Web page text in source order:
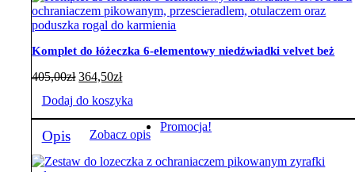
Komplet do łóżeczka 6-elementowy niedźwiadki velvet beż
405,00zł 364,50zł
Dodaj do koszyka
Opis Zobacz opis
Promocja!